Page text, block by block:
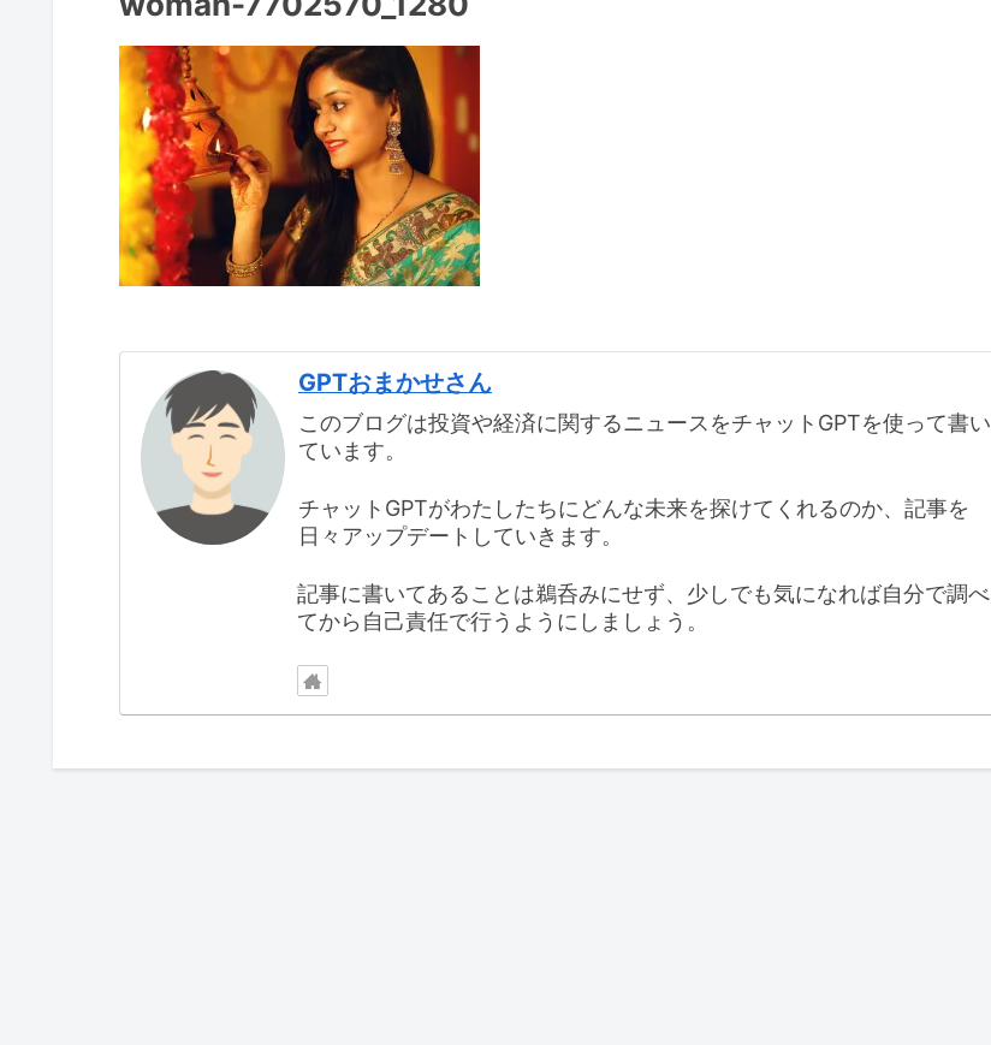
GPTおまかせさん
このブログは投資や経済に関するニュースをチャットGPTを使って書い
ています。
チャットGPTがわたしたちにどんな未来を探けてくれるのか、記事を
日々アップデートしていきます。
記事に書いてあることは鵜呑みにせず、少しでも気になれば自分で調べ
てから自己責任で行うようにしましょう。